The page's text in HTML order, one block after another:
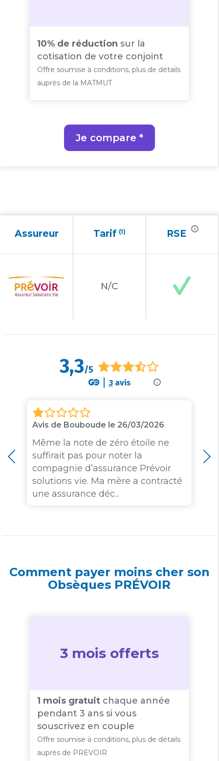
10% de réduction sur la
cotisation de votre conjoint
Offre soumise à conditions, plus de détails
auprès de la MATMUT
Je compare *
Assureur Tarif (1) RSE i
N/C
i
3,3/5
3avis
Avis de Bouboude le 26/03/2026
Même la note de zéro étoile ne
suffirait pas pour noter la
compagnie d’assurance Prévoir
solutions vie. Ma mère a contracté
une assurance déc...
Comment payer moins cher son
Obsèques PRÉVOIR
3 mois offerts
1 mois gratuit chaque année
pendant 3 ans si vous
souscrivez en couple
Offre soumise à conditions, plus de détails
auprès de PREVOIR